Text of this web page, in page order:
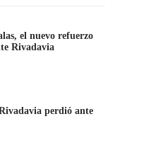
el nuevo refuerzo
Rivadavia
perdió ante